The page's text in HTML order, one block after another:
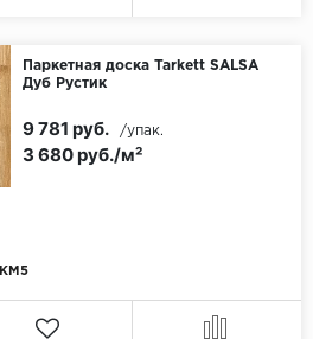
Juteks
Паркетная доска Tarkett SALSA
Дуб Рустик
КМ5
3 680 руб./м²
9 781 руб. /упак.